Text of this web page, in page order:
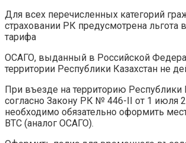
Для всех перечисленных категорий
страховании РК предусмотрена льгота
тарифа
ОСАГО, выданный в Российской
территории Республики Казахстан не
При въезде на территорию Республики
согласно Закону РК № 446-II от 1 июля
необходимо обязательно оформить
ВТС (аналог ОСАГО).